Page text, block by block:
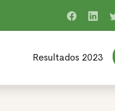
Resultados 2023